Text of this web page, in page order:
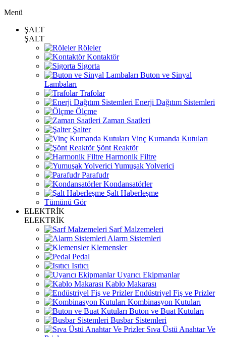
Menü
ŞALT
ŞALT
Röleler
Kontaktör
Sigorta
Buton ve Sinyal
Lambaları
Trafolar
Enerji Dağıtım Sistemleri
Ölçme
Zaman Saatleri
Şalter
Vinç Kumanda Kutuları
Şönt Reaktör
Harmonik Filtre
Yumuşak Yolverici
Parafudr
Kondansatörler
Şalt Haberleşme
Tümünü Gör
ELEKTRİK
ELEKTRİK
Sarf Malzemeleri
Alarm Sistemleri
Klemensler
Pedal
Isıtıcı
Uyarıcı Ekipmanlar
Kablo Makarası
Endüstriyel Fiş ve Prizler
Kombinasyon Kutuları
Buton ve Buat Kutuları
Busbar Sistemleri
Sıva Üstü Anahtar Ve